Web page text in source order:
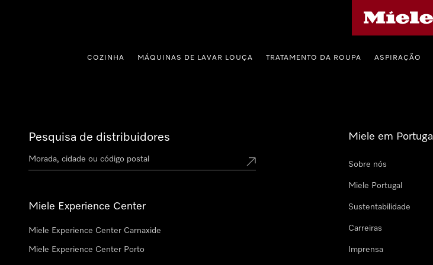
COZINHA MÁQUINAS DE LAVAR LOUÇA TRATAMENTO DA ROUPA ASPIRAÇÃO
Pesquisa de distribuidores
Miele Experience Center
Miele Experience Center Carnaxide
Miele Experience Center Porto
Miele em Portugal
Sobre nós
Miele Portugal
Sustentabilidade
Carreiras
Imprensa